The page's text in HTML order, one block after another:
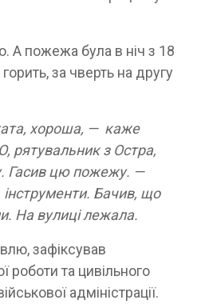
А пожежа була в ніч з 18
за чверть на другу
хороша, — каже
з Остра,
Гасив цю пожежу. —
інструменти. Бачив, що
На вулиці лежала.
зафіксував
роботи та цивільного
адміністрації.